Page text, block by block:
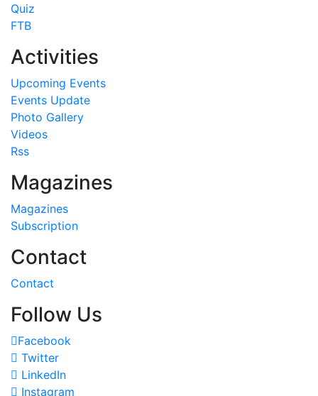
Quiz
FTB
Activities
Upcoming Events
Events Update
Photo Gallery
Videos
Rss
Magazines
Magazines
Subscription
Contact
Contact
Follow Us
Facebook
Twitter
LinkedIn
Instagram